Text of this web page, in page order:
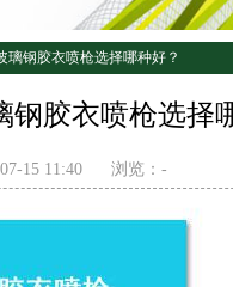
璃钢胶衣喷枪选择哪种好？
钢胶衣喷枪选择
15 11:40 浏览： -